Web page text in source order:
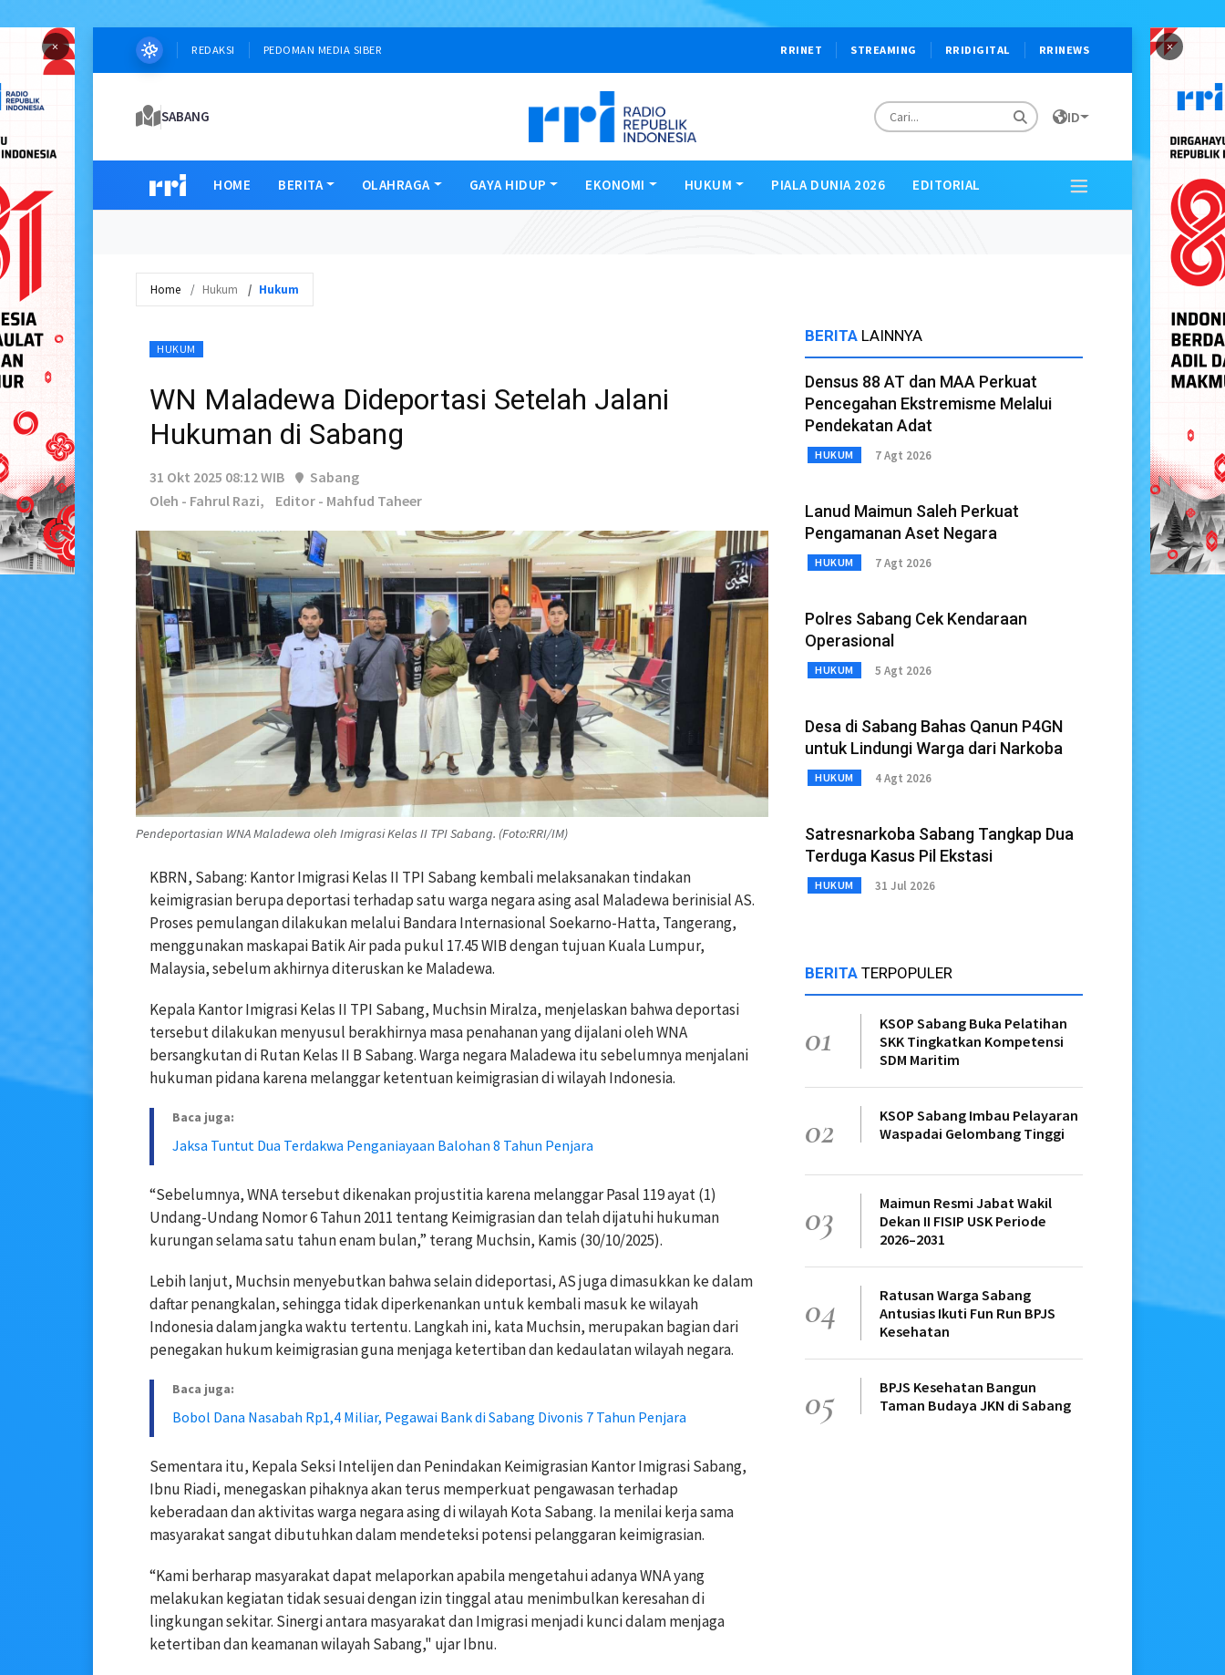
× ×
REDAKSI PEDOMAN MEDIA SIBER RRINET STREAMING RRIDIGITAL RRINEWS
SABANG ID
HOME BERITA OLAHRAGA GAYA HIDUP EKONOMI HUKUM PIALA DUNIA 2026 EDITORIAL
Home Hukum Hukum
HUKUM
WN Maladewa Dideportasi Setelah Jalani
Hukuman di Sabang
31 Okt 2025 08:12 WIB
Sabang
Oleh - Fahrul Razi,
Editor - Mahfud Taheer
Pendeportasian WNA Maladewa oleh Imigrasi Kelas II TPI Sabang. (Foto:RRI/IM)
KBRN, Sabang: Kantor Imigrasi Kelas II TPI Sabang kembali melaksanakan tindakan
keimigrasian berupa deportasi terhadap satu warga negara asing asal Maladewa berinisial AS.
Proses pemulangan dilakukan melalui Bandara Internasional Soekarno-Hatta, Tangerang,
menggunakan maskapai Batik Air pada pukul 17.45 WIB dengan tujuan Kuala Lumpur,
Malaysia, sebelum akhirnya diteruskan ke Maladewa.
Kepala Kantor Imigrasi Kelas II TPI Sabang, Muchsin Miralza, menjelaskan bahwa deportasi
tersebut dilakukan menyusul berakhirnya masa penahanan yang dijalani oleh WNA
bersangkutan di Rutan Kelas II B Sabang. Warga negara Maladewa itu sebelumnya menjalani
hukuman pidana karena melanggar ketentuan keimigrasian di wilayah Indonesia.
Baca juga:
Jaksa Tuntut Dua Terdakwa Penganiayaan Balohan 8 Tahun Penjara
“Sebelumnya, WNA tersebut dikenakan projustitia karena melanggar Pasal 119 ayat (1)
Undang-Undang Nomor 6 Tahun 2011 tentang Keimigrasian dan telah dijatuhi hukuman
kurungan selama satu tahun enam bulan,” terang Muchsin, Kamis (30/10/2025).
Lebih lanjut, Muchsin menyebutkan bahwa selain dideportasi, AS juga dimasukkan ke dalam
daftar penangkalan, sehingga tidak diperkenankan untuk kembali masuk ke wilayah
Indonesia dalam jangka waktu tertentu. Langkah ini, kata Muchsin, merupakan bagian dari
penegakan hukum keimigrasian guna menjaga ketertiban dan kedaulatan wilayah negara.
Baca juga:
Bobol Dana Nasabah Rp1,4 Miliar, Pegawai Bank di Sabang Divonis 7 Tahun Penjara
Sementara itu, Kepala Seksi Intelijen dan Penindakan Keimigrasian Kantor Imigrasi Sabang,
Ibnu Riadi, menegaskan pihaknya akan terus memperkuat pengawasan terhadap
keberadaan dan aktivitas warga negara asing di wilayah Kota Sabang. Ia menilai kerja sama
masyarakat sangat dibutuhkan dalam mendeteksi potensi pelanggaran keimigrasian.
“Kami berharap masyarakat dapat melaporkan apabila mengetahui adanya WNA yang
melakukan kegiatan tidak sesuai dengan izin tinggal atau menimbulkan keresahan di
lingkungan sekitar. Sinergi antara masyarakat dan Imigrasi menjadi kunci dalam menjaga
ketertiban dan keamanan wilayah Sabang," ujar Ibnu.
BERITA LAINNYA
Densus 88 AT dan MAA Perkuat
Pencegahan Ekstremisme Melalui
Pendekatan Adat
HUKUM 7 Agt 2026
Lanud Maimun Saleh Perkuat
Pengamanan Aset Negara
HUKUM 7 Agt 2026
Polres Sabang Cek Kendaraan
Operasional
HUKUM 5 Agt 2026
Desa di Sabang Bahas Qanun P4GN
untuk Lindungi Warga dari Narkoba
HUKUM 4 Agt 2026
Satresnarkoba Sabang Tangkap Dua
Terduga Kasus Pil Ekstasi
HUKUM 31 Jul 2026
BERITA TERPOPULER
01
KSOP Sabang Buka Pelatihan
SKK Tingkatkan Kompetensi
SDM Maritim
02
KSOP Sabang Imbau Pelayaran
Waspadai Gelombang Tinggi
03
Maimun Resmi Jabat Wakil
Dekan II FISIP USK Periode
2026–2031
04
Ratusan Warga Sabang
Antusias Ikuti Fun Run BPJS
Kesehatan
05
BPJS Kesehatan Bangun
Taman Budaya JKN di Sabang